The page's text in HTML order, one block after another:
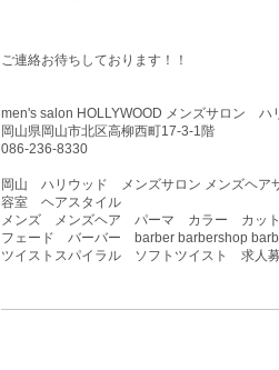
ご連絡お待ちしております！！
men's salon HOLLYWOOD メンズサロン ハ
岡山県岡山市北区高柳西町17-3-1階
086-236-8330
岡山 ハリウッド メンズサロン メンズ
容室 ヘアスタイル
メンズ メンズヘア パーマ カラー カッ
フェード バーバー barber barbershop
ツイストスパイラル ソフトツイスト 求人